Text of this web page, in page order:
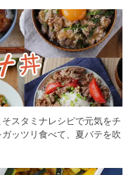
スタミナレシピで元気をチ
ッツリ食べて、夏バテを吹